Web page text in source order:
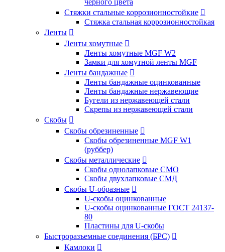
черного цвета
Стяжки стальные коррозионностойкие 
Стяжка стальная коррозионностойкая
Ленты 
Ленты хомутные 
Ленты хомутные MGF W2
Замки для хомутной ленты MGF
Ленты бандажные 
Ленты бандажные оцинкованные
Ленты бандажные нержавеющие
Бугели из нержавеющей стали
Скрепы из нержавеющей стали
Скобы 
Скобы обрезиненные 
Скобы обрезиненные MGF W1
(руббер)
Скобы металлические 
Скобы однолапковые СМО
Скобы двухлапковые СМД
Скобы U-образные 
U-скобы оцинкованные
U-скобы оцинкованные ГОСТ 24137-
80
Пластины для U-скобы
Быстроразъемные соединения (БРС) 
Камлоки 